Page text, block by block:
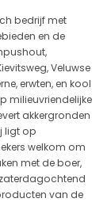
bedrijf met
en de
Veluwse
erwten, en kool
milieuvriendelijke
akkergronden
ligt op
welkom om
met de boer,
zaterdagochtend
van de